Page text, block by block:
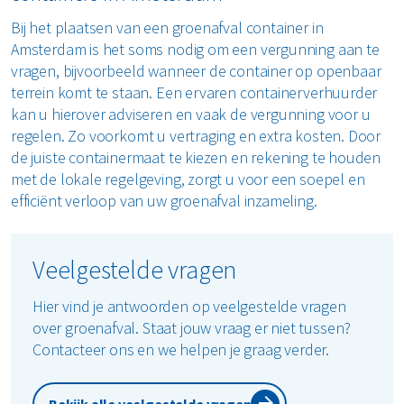
Bij het plaatsen van een groenafval container in
Amsterdam is het soms nodig om een vergunning aan te
vragen, bijvoorbeeld wanneer de container op openbaar
terrein komt te staan. Een ervaren containerverhuurder
kan u hierover adviseren en vaak de vergunning voor u
regelen. Zo voorkomt u vertraging en extra kosten. Door
de juiste containermaat te kiezen en rekening te houden
met de lokale regelgeving, zorgt u voor een soepel en
efficiënt verloop van uw groenafval inzameling.
Veelgestelde vragen
Hier vind je antwoorden op veelgestelde vragen
over groenafval. Staat jouw vraag er niet tussen?
Contacteer ons en we helpen je graag verder.